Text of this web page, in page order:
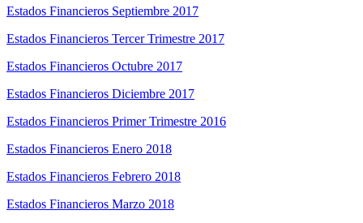
Estados Financieros Septiembre 2017
Estados Financieros Tercer Trimestre 2017
Estados Financieros Octubre 2017
Estados Financieros Diciembre 2017
Estados Financieros Primer Trimestre 2016
Estados Financieros Enero 2018
Estados Financieros Febrero 2018
Estados Financieros Marzo 2018